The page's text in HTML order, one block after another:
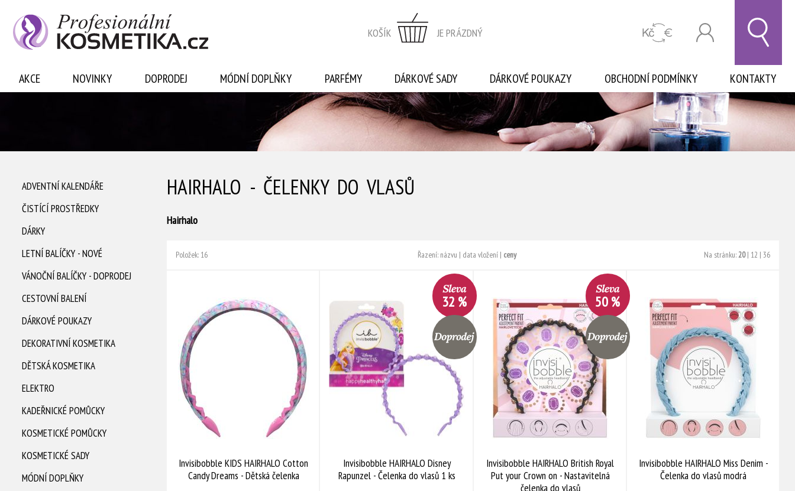
KOŠÍK JE PRÁZDNÝ
AKCE NOVINKY DOPRODEJ MÓDNÍ DOPLŇKY PARFÉMY DÁRKOVÉ SADY DÁRKOVÉ POUKAZY OBCHODNÍ PODMÍNKY KONTAKTY
ADVENTNÍ KALENDÁŘE
ČISTÍCÍ PROSTŘEDKY
DÁRKY
LETNÍ BALÍČKY - NOVÉ
VÁNOČNÍ BALÍČKY - DOPRODEJ
CESTOVNÍ BALENÍ
DÁRKOVÉ POUKAZY
DEKORATIVNÍ KOSMETIKA
DĚTSKÁ KOSMETIKA
ELEKTRO
KADEŘNICKÉ POMŮCKY
KOSMETICKÉ POMŮCKY
KOSMETICKÉ SADY
MÓDNÍ DOPLŇKY
HAIRHALO - ČELENKY DO VLASŮ
Hairhalo
Položek: 16 Řazení: názvu | data vložení| ceny Na stránku:20| 12 | 36
Invisibobble KIDS HAIRHALO Cotton
Candy Dreams - Dětská čelenka
Invisibobble HAIRHALO Disney
Rapunzel - Čelenka do vlasů 1 ks
32 %
Invisibobble HAIRHALO British Royal
Put your Crown on - Nastavitelná
čelenka do vlasů
50 %
Doprodej
Invisibobble HAIRHALO Miss Denim -
Čelenka do vlasů modrá